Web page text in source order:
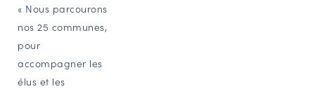
« Nous parcourons
nos 25 communes,
pour
accompagner les
élus et les